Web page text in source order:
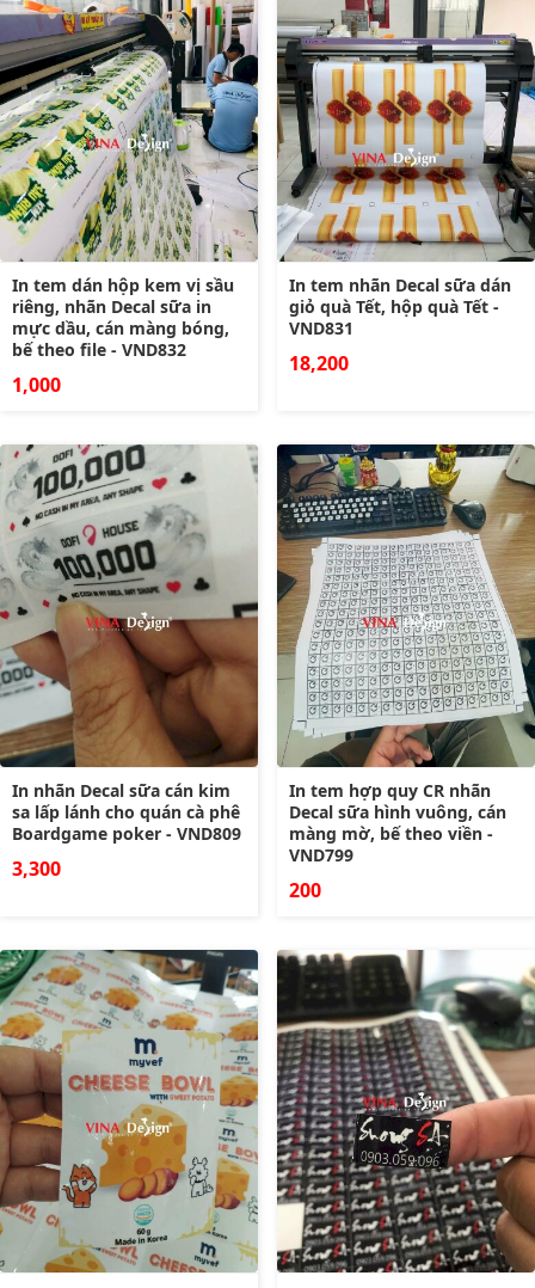
In tem dán hộp kem vị sầu
riêng, nhãn Decal sữa in
mực dầu, cán màng bóng,
bế theo file - VND832
1,000
In tem nhãn Decal sữa dán
giỏ quà Tết, hộp quà Tết -
VND831
18,200
In nhãn Decal sữa cán kim
sa lấp lánh cho quán cà phê
Boardgame poker - VND809
3,300
In tem hợp quy CR nhãn
Decal sữa hình vuông, cán
màng mờ, bế theo viền -
VND799
200